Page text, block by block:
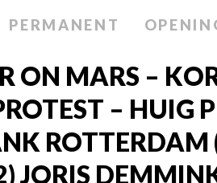
PERMANENT
ON MARS –
– HUIG
ROTTERDAM
JORIS